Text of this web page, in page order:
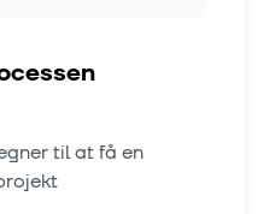
til at få en